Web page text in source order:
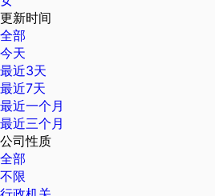
更新时间
全部
今天
最近3天
最近7天
最近一个月
最近三个月
公司性质
全部
不限